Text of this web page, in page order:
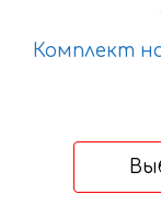
Комплект
выбрать